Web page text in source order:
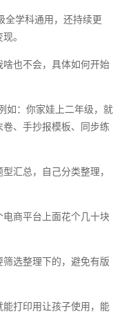
全学科通用，还持续更
。
也不会，具体如何开始
如：你家娃上二年级，就
、手抄报模板、同步练
汇总，自己分类整理，
商平台上面花个几十块
选整理下的，避免有版
打印用让孩子使用，能